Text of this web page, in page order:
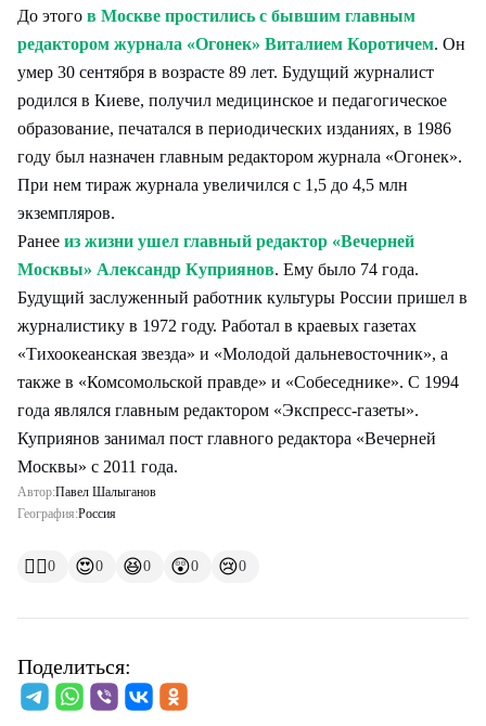
До этого в Москве простились с бывшим главным
редактором журнала «Огонек» Виталием Коротичем. Он
умер 30 сентября в возрасте 89 лет. Будущий журналист
родился в Киеве, получил медицинское и педагогическое
образование, печатался в периодических изданиях, в 1986
году был назначен главным редактором журнала «Огонек».
При нем тираж журнала увеличился с 1,5 до 4,5 млн
экземпляров.
Ранее из жизни ушел главный редактор «Вечерней
Москвы» Александр Куприянов. Ему было 74 года.
Будущий заслуженный работник культуры России пришел в
журналистику в 1972 году. Работал в краевых газетах
«Тихоокеанская звезда» и «Молодой дальневосточник», а
также в «Комсомольской правде» и «Собеседнике». С 1994
года являлся главным редактором «Экспресс-газеты».
Куприянов занимал пост главного редактора «Вечерней
Москвы» с 2011 года.
Автор:Павел Шалыганов
География:Россия
👍🏻0 😍0 😆0 😲0 😢0
Поделиться: